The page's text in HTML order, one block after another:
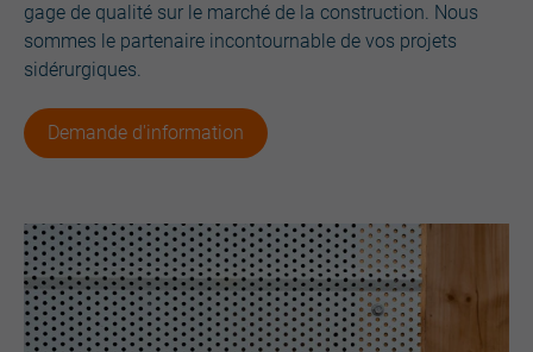
gage de qualité sur le marché de la construction. Nous
sommes le partenaire incontournable de vos projets
sidérurgiques.
Demande d'information